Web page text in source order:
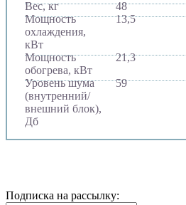
Вес, кг
48
Мощность
охлаждения,
кВт
13,5
Мощность
обогрева, кВт
21,3
Уровень шума
(внутренний/
внешний блок),
Дб
59
Подписка на рассылку: